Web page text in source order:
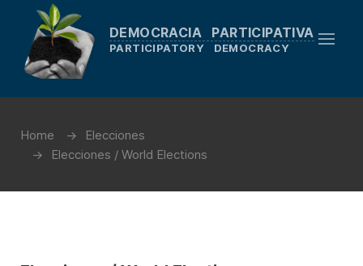
DEMOCRACIA PARTICIPATIVA
PARTICIPATORY DEMOCRACY
Home
Elecciones
Elecciones / World Elections